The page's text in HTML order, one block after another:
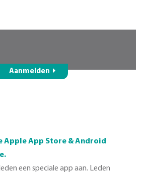
Aanmelden
Apple App Store & Android
een speciale app aan. Leden